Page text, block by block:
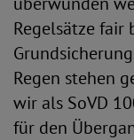
Regelsätze fair
Regen stehen
wir als SoVD
für den